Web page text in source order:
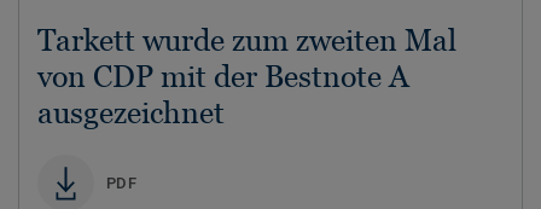
Tarkett wurde zum zweiten Mal
von CDP mit der Bestnote A
ausgezeichnet
PDF